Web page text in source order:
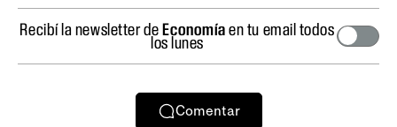
Recibí la newsletter deEconomíaen tu email todos
los lunes
Comentar